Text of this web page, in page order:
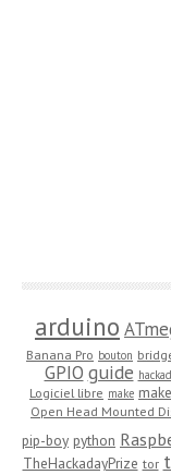
arduino
Banana Pro bouton
GPIO guide
Logiciel libre make
Open Head Mounted
pip-boy python
TheHackadayPrize tor